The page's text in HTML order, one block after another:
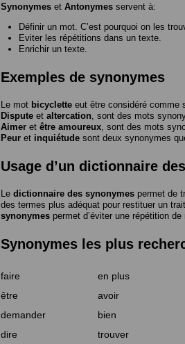
Synonymes et Antonymes servent à:
Définir un mot. C’est pourquoi on les
Eviter les répétitions dans un texte.
Enrichir un texte.
Exemples de synonymes
Le mot bicyclette eut être considéré comme
Dispute et altercation , sont des mots
Aimer et être amoureux , sont des mots
Peur et inquiétude sont deux synonymes
Usage d’un dictionnaire
Le dictionnaire des synonymes permet de
des termes plus adéquat pour restituer un
synonymes permet d’éviter une répétition
Synonymes les plus
faire en plus
être
avoir
demander
bien
dire
trouver